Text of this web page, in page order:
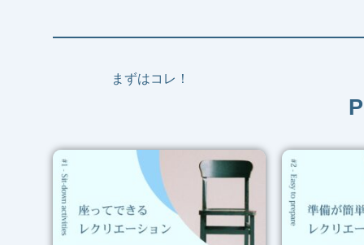
まずはコレ！